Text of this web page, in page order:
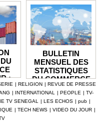
:
BULLETIN
MENSUEL DES
STATISTIQUES
DU COMMERCE
EXTERIEUR : Le
déficit
commercial se
creuse à -13,3
| RELIGION | REVUE DE PRESSE
| INTERNATIONAL | PEOPLE | TV-
TV SENEGAL | LES ECHOS | pub |
| TECH NEWS | VIDEO DU JOUR |